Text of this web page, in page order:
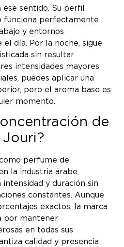
sentido. Su perfil
funciona perfectamente
y entornos
día. Por la noche, sigue
sin resultar
intensidades mayores
puedes aplicar una
pero el aroma base es
momento.
de
perfume de
la industria árabe,
y duración sin
constantes. Aunque
exactos, la marca
por mantener
en todas sus
calidad y presencia